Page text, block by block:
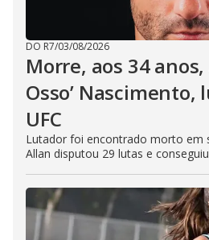
DO R7/03/08/2026
Morre, aos 34 anos,
Osso’ Nascimento,
UFC
Lutador foi encontrado morto em
Allan disputou 29 lutas e